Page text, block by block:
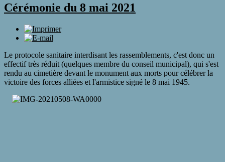
Cérémonie du 8 mai 2021
Le protocole sanitaire interdisant les rassemblements, c'est donc un
effectif très réduit (quelques membre du conseil municipal), qui s'est
rendu au cimetière devant le monument aux morts pour célébrer la
victoire des forces alliées et l'armistice signé le 8 mai 1945.